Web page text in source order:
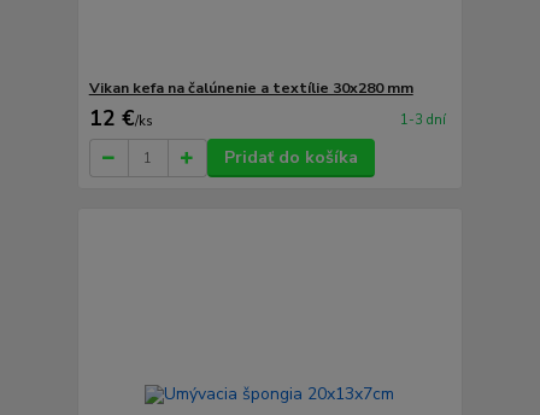
Vikan kefa na čalúnenie a textílie 30x280 mm
12 €/ks 1-3 dní
Pridať do košíka